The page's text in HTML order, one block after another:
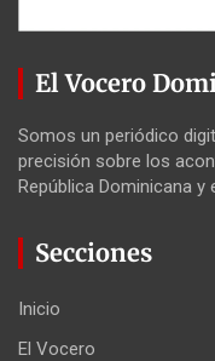
El Vocero
Somos un periódico
precisión sobre los
República Dominicana y
Secciones
Inicio
El Vocero